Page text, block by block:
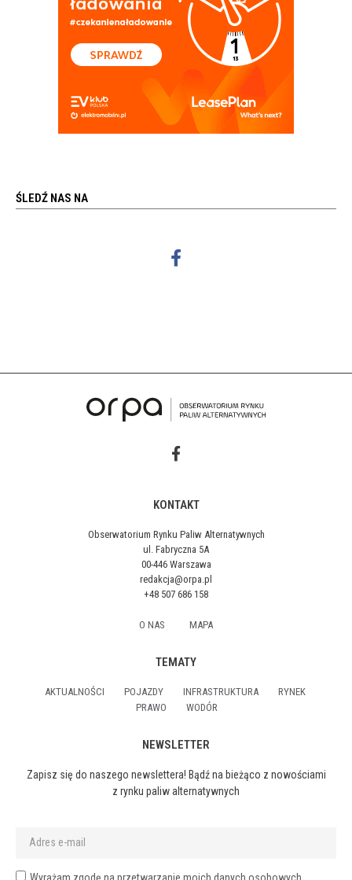
ŚLEDŹ NAS NA
KONTAKT
Obserwatorium Rynku Paliw Alternatywnych
ul. Fabryczna 5A
00-446 Warszawa
redakcja@orpa.pl
+48 507 686 158
O NAS MAPA
TEMATY
AKTUALNOŚCI POJAZDY INFRASTRUKTURA
RYNEK
PRAWO
WODÓR
NEWSLETTER
Zapisz się do naszego newslettera! Bądź na bieżąco z nowościami
z rynku paliw alternatywnych
Wyrażam zgodę na przetwarzanie moich danych osobowych,